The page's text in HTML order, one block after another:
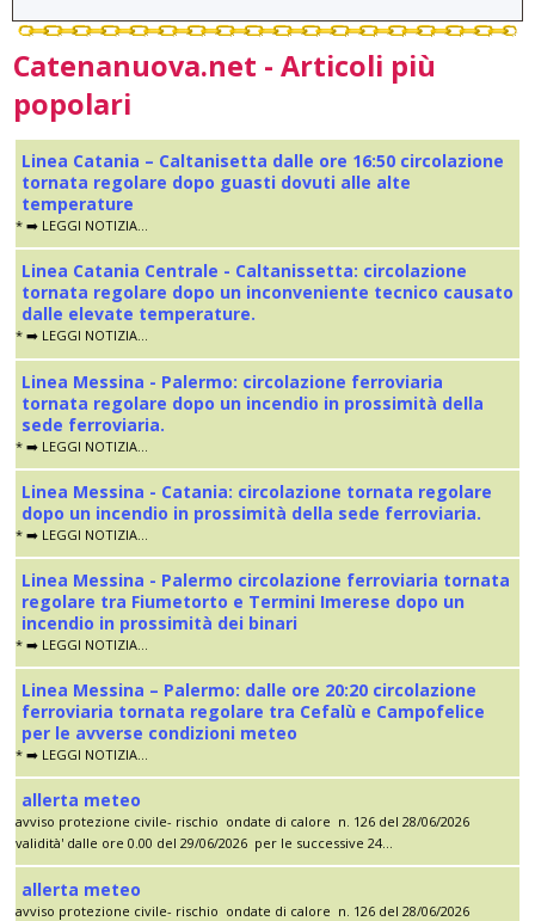
Catenanuova.net - Articoli più
popolari
Linea Catania – Caltanisetta dalle ore 16:50 circolazione
tornata regolare dopo guasti dovuti alle alte
temperature
* ➡️ LEGGI NOTIZIA...
Linea Catania Centrale - Caltanissetta: circolazione
tornata regolare dopo un inconveniente tecnico causato
dalle elevate temperature.
* ➡️ LEGGI NOTIZIA...
Linea Messina - Palermo: circolazione ferroviaria
tornata regolare dopo un incendio in prossimità della
sede ferroviaria.
* ➡️ LEGGI NOTIZIA...
Linea Messina - Catania: circolazione tornata regolare
dopo un incendio in prossimità della sede ferroviaria.
* ➡️ LEGGI NOTIZIA...
Linea Messina - Palermo circolazione ferroviaria tornata
regolare tra Fiumetorto e Termini Imerese dopo un
incendio in prossimità dei binari
* ➡️ LEGGI NOTIZIA...
Linea Messina – Palermo: dalle ore 20:20 circolazione
ferroviaria tornata regolare tra Cefalù e Campofelice
per le avverse condizioni meteo
* ➡️ LEGGI NOTIZIA...
allerta meteo
avviso protezione civile- rischio ondate di calore n. 126 del 28/06/2026
validità' dalle ore 0.00 del 29/06/2026 per le successive 24...
allerta meteo
avviso protezione civile- rischio ondate di calore n. 126 del 28/06/2026